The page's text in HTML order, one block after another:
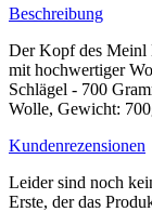
Beschreibung
Der Kopf des Meinl
mit hochwertiger
Schlägel - 700
Wolle, Gewicht:
Kundenrezensionen
Leider sind noch
Erste, der das